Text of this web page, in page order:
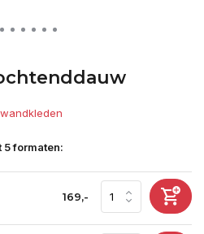
5 formaten:
169,-